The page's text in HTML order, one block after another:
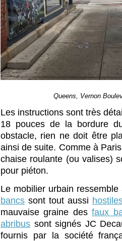
Queens, Vernon
Les instructions sont très
18 pouces de la bordure
obstacle, rien ne doit être
ainsi de suite. Comme à
chaise roulante (ou valises)
pour piéton.
Le mobilier urbain
bancs sont tout aussi
mauvaise graine desfaux
abribus sont signés JC
fournis par la société